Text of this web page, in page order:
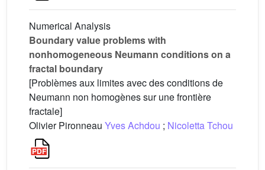
Numerical Analysis
Boundary value problems with
nonhomogeneous Neumann conditions on a
fractal boundary
[Problèmes aux limites avec des conditions de
Neumann non homogènes sur une frontière
fractale]
Olivier Pironneau Yves Achdou ; Nicoletta Tchou